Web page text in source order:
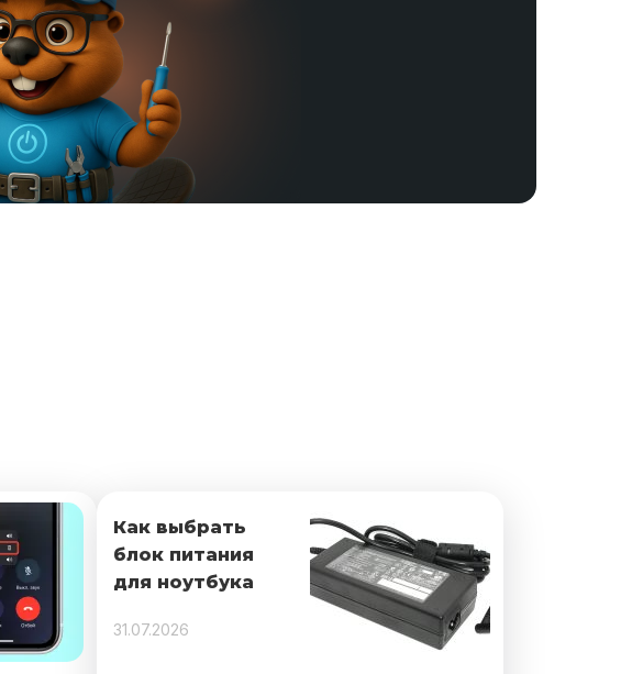
Как выбрать
блок питания
для ноутбука
31.07.2026